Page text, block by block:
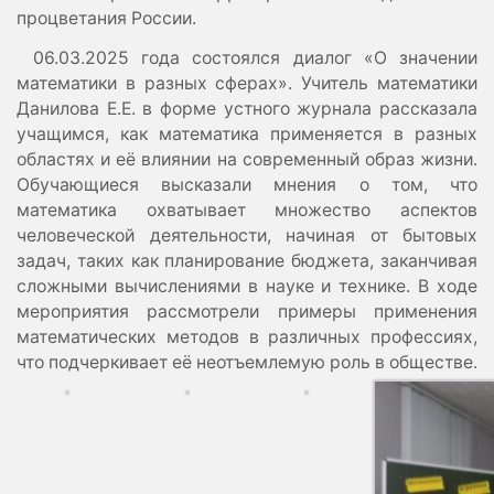
процветания России.
06.03.2025 года состоялся диалог «О значении
математики в разных сферах». Учитель математики
Данилова Е.Е. в форме устного журнала рассказала
учащимся, как математика применяется в разных
областях и её влиянии на современный образ жизни.
Обучающиеся высказали мнения о том, что
математика охватывает множество аспектов
человеческой деятельности, начиная от бытовых
задач, таких как планирование бюджета, заканчивая
сложными вычислениями в науке и технике. В ходе
мероприятия рассмотрели примеры применения
математических методов в различных профессиях,
что подчеркивает её неотъемлемую роль в обществе.